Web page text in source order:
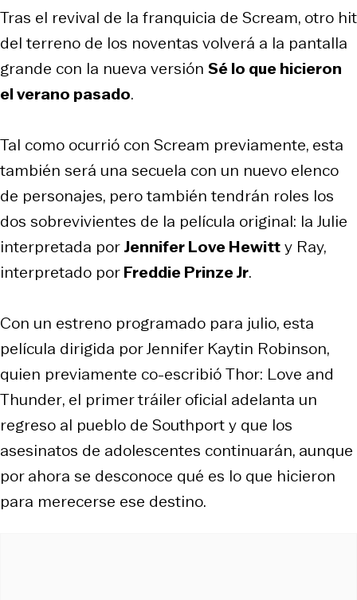
Tras el revival de la franquicia de Scream, otro hit
del terreno de los noventas volverá a la pantalla
grande con la nueva versión Sé lo que hicieron
el verano pasado.
Tal como ocurrió con Scream previamente, esta
también será una secuela con un nuevo elenco
de personajes, pero también tendrán roles los
dos sobrevivientes de la película original: la Julie
interpretada porJennifer Love Hewitty Ray,
interpretado porFreddie Prinze Jr.
Con un estreno programado para julio, esta
película dirigida por Jennifer Kaytin Robinson,
quien previamente co-escribióThor: Love and
Thunder, el primer tráiler oficial adelanta un
regreso al pueblo de Southport y que los
asesinatos de adolescentes continuarán, aunque
por ahora se desconoce qué es lo que hicieron
para merecerse ese destino.